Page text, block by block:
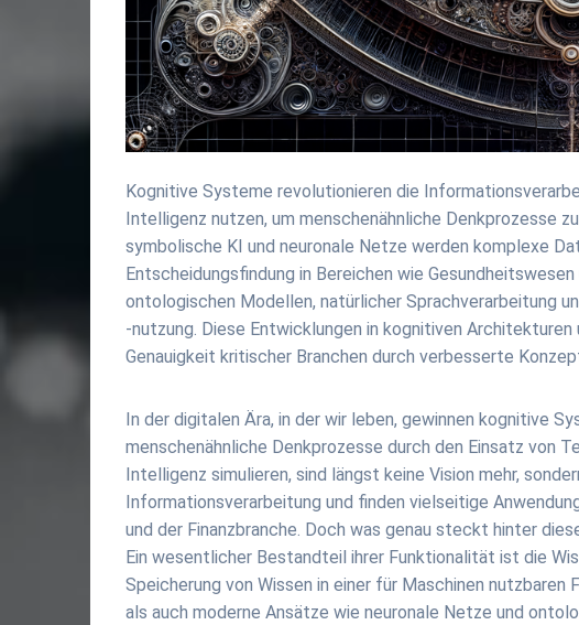
Kognitive Systeme revolutionieren die
Intelligenz nutzen, um menschenähnliche Denkprozesse
symbolische KI und neuronale Netze werden komplexe
Entscheidungsfindung in Bereichen wie
ontologischen Modellen, natürlicher Sprachverarbeitung
-nutzung. Diese Entwicklungen in kognitiven
Genauigkeit kritischer Branchen durch verbesserte
In der digitalen Ära, in der wir leben, gewinnen kognitive
menschenähnliche Denkprozesse durch den Einsatz von
Intelligenz simulieren, sind längst keine Vision mehr,
Informationsverarbeitung und finden vielseitige
und der Finanzbranche. Doch was genau steckt hinter
Ein wesentlicher Bestandteil ihrer Funktionalität ist die
Speicherung von Wissen in einer für Maschinen
als auch moderne Ansätze wie neuronale Netze und